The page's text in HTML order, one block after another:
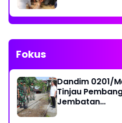
Fokus
Dandim 0201/
Tinjau
Jembatan